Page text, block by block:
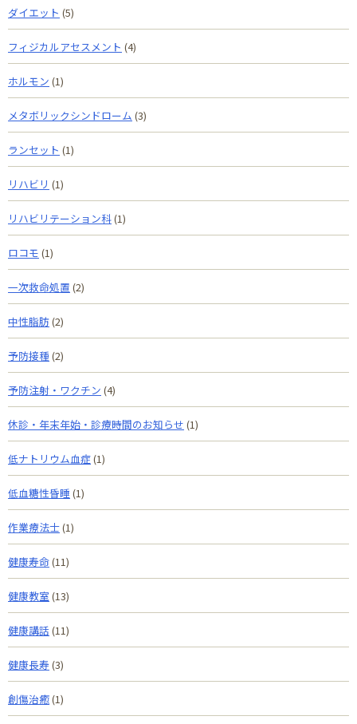
ダイエット (5)
フィジカルアセスメント (4)
ホルモン (1)
メタボリックシンドローム (3)
ランセット (1)
リハビリ (1)
リハビリテーション科(1)
ロコモ (1)
一次救命処置 (2)
中性脂肪(2)
予防接種 (2)
予防注射・ワクチン (4)
休診・年末年始・診療時間のお知らせ (1)
低ナトリウム血症(1)
低血糖性昏睡 (1)
作業療法士(1)
健康寿命(11)
健康教室 (13)
健康講話 (11)
健康長寿(3)
創傷治癒(1)